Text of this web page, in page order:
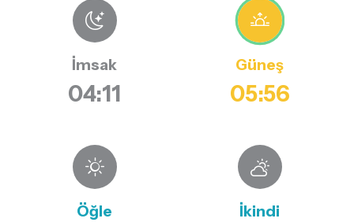
İmsak
04:11
Güneş
05:56
Öğle İkindi